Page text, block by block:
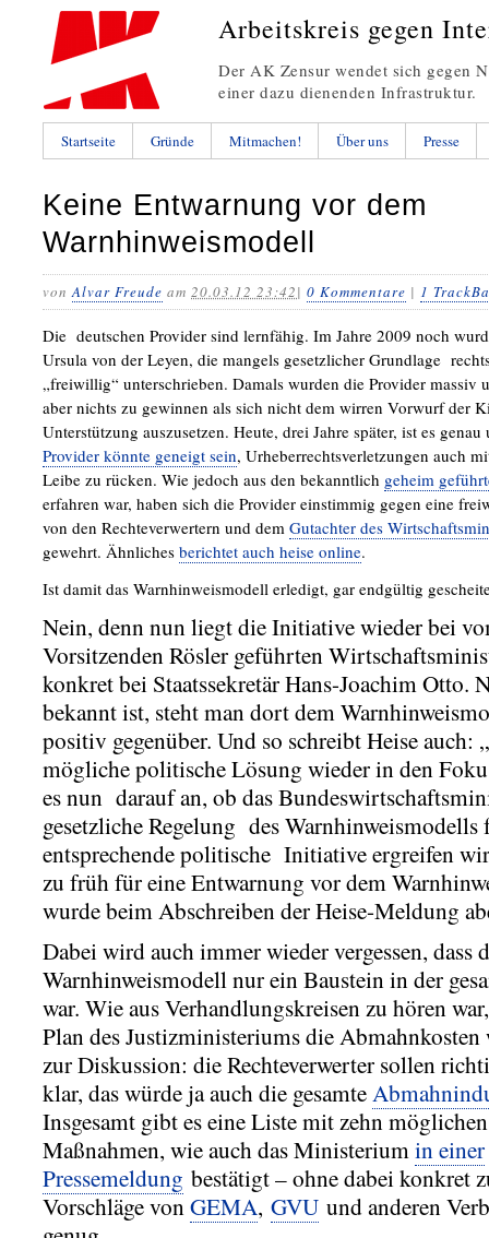
Arbeitskreis gegen
Der AK Zensur wendet sich gegen
einer dazu dienenden Infrastruktur.
Startseite Gründe Mitmachen! Über uns Presse
Keine Entwarnung vor dem
Warnhinweismodell
vonAlvar Freude am 20.03.12 23:42| 0 Kommentare | 1
Die deutschen Provider sind lernfähig. Im Jahre 2009 noch
Ursula von der Leyen, die mangels gesetzlicher Grundlage
„freiwillig“ unterschrieben. Damals wurden die Provider massiv
aber nichts zu gewinnen als sich nicht dem wirren Vorwurf der
Unterstützung auszusetzen. Heute, drei Jahre später, ist es
Provider könnte geneigt sein, Urheberrechtsverletzungen auch
Leibe zu rücken. Wie jedoch aus den bekanntlich geheim
erfahren war, haben sich die Provider einstimmig gegen eine
von den Rechteverwertern und dem Gutachter des
gewehrt. Ähnliches berichtet auch heise online.
Ist damit das Warnhinweismodell erledigt, gar endgültig
Nein, denn nun liegt die Initiative wieder bei
Vorsitzenden Rösler geführten
konkret bei Staatssekretär Hans-Joachim Otto.
bekannt ist, steht man dort dem
positiv gegenüber. Und so schreibt Heise
mögliche politische Lösung wieder in den
es nun darauf an, ob das
gesetzliche Regelung des Warnhinweismodells
entsprechende politische Initiative ergreifen
zu früh für eine Entwarnung vor dem
wurde beim Abschreiben der Heise-Meldung
Dabei wird auch immer wieder vergessen, dass
Warnhinweismodell nur ein Baustein in der
war. Wie aus Verhandlungskreisen zu hören
Plan des Justizministeriums die Abmahnkosten
zur Diskussion: die Rechteverwerter sollen
klar, das würde ja auch die gesamte
Insgesamt gibt es eine Liste mit zehn
Maßnahmen, wie auch das Ministeriumin einer
Pressemeldung bestätigt – ohne dabei konkret
Vorschläge vonGEMA, GVU und anderen